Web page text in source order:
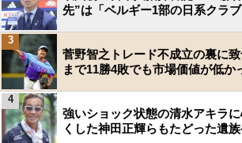
先”は「ベルギー1部の日系クラ
菅野智之トレード不成立の裏に
まで11勝4敗でも市場価値が低か
3
強いショック状態の清水アキラ
くした神田正輝らもたどった遺
4